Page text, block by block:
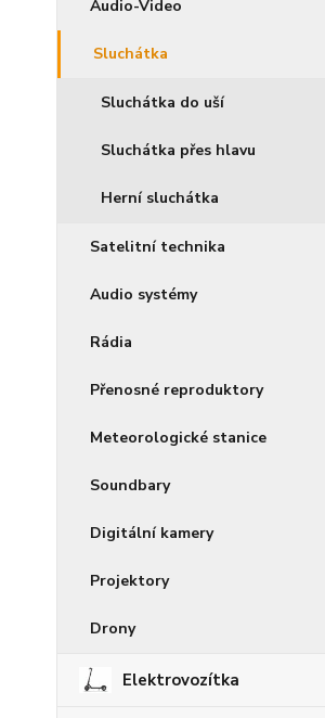
Audio-Video
Sluchátka
Sluchátka do uší
Sluchátka přes hlavu
Herní sluchátka
Satelitní technika
Audio systémy
Rádia
Přenosné reproduktory
Meteorologické stanice
Soundbary
Digitální kamery
Projektory
Drony
Elektrovozítka